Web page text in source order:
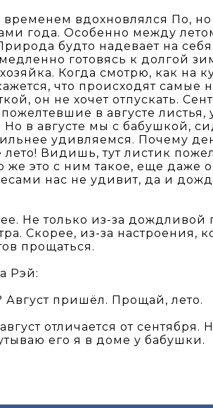
вдохновлялся По,
года. Особенно между
будто надевает на
готовясь к долгой
Когда смотрю, как на
что происходят самые
он не хочет отпускать.
в августе листья,
Но в августе мы с бабушкой,
удивляемся. Почему
Видишь, тут листик
же это с ним такое, еще даже
нас не удивит, да и
Не только из-за дождливой
Скорее, из-за настроения,
прощаться.
Рэй:
Август пришёл. Прощай, лето.
отличается от сентября.
его я в доме у бабушки.